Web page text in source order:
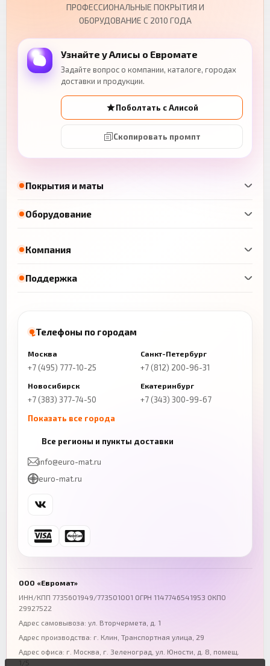
Покрытия и маты
Оборудование
ПРОФЕССИОНАЛЬНЫЕ ПОКРЫТИЯ И
ОБОРУДОВАНИЕ С 2010 ГОДА
Узнайте у Алисы о Евромате
Задайте вопрос о компании, каталоге, городах
доставки и продукции.
Поболтать с Алисой
Скопировать промпт
Компания
Поддержка
Телефоны по городам
Москва
+7 (495) 777-10-25
Санкт-Петербург
+7 (812) 200-96-31
Новосибирск
+7 (383) 377-74-50
Екатеринбург
+7 (343) 300-99-67
Показать все города
+7 (843) 206-01-30
Челябинск
+7 (343) 300-99-67
Ростов-на-Дону
+7 (863) 333-50-75
Волгоград
+7 (844) 261-36-12
Омск
Все регионы и пункты доставки
info@euro-mat.ru
euro-mat.ru
ООО «Евромат»
ИНН/КПП 7735601949/773501001 ОГРН 1147746541953 ОКПО
29927522
Адрес самовывоза: ул. Вторчермета, д. 1
Адрес производства: г. Клин, Транспортная улица, 29
Адрес офиса: г. Москва, г. Зеленоград ул. Юности, д. 8, помещ.
1/5